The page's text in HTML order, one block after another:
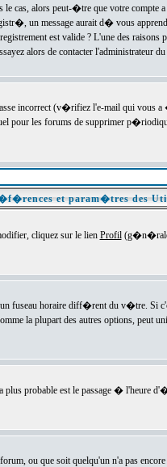
le cas, alors peut-�tre que votre
un message aurait d� vous
est valide ? L'une des
alors de contacter l'administrateur
incorrect (v�rifiez l'e-mail qui
pour les forums de supprimer
et param�tres des
cliquez sur le lien Profil
fuseau horaire diff�rent du v�tre.
la plupart des autres options,
probable est le passage �
ou que soit quelqu'un n'a pas